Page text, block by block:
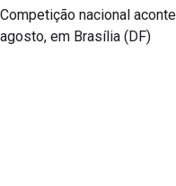
Competição nacional
agosto, em Brasília (DF)